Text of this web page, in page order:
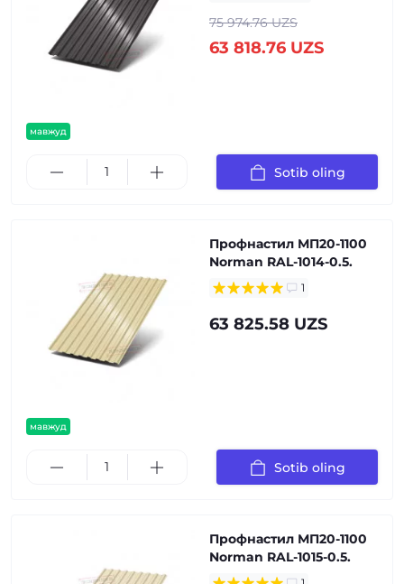
мавжуд
75 974.76 UZS
63 818.76 UZS
Sotib oling
мавжуд
Профнастил МП20-1100
Norman RAL-1014-0.5.
1
63 825.58 UZS
Sotib oling
Профнастил МП20-1100
Norman RAL-1015-0.5.